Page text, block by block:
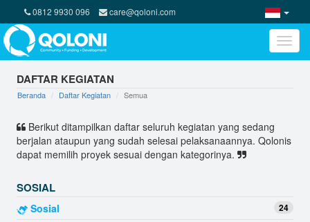
0812 9930 096 care@qoloni.com
Toggle
DAFTAR KEGIATAN
Beranda Daftar Kegiatan Semua
Berikut ditampilkan daftar seluruh kegiatan yang sedang
berjalan ataupun yang sudah selesai pelaksanaannya. Qolonis
dapat memilih proyek sesuai dengan kategorinya.
SOSIAL
Sosial 24